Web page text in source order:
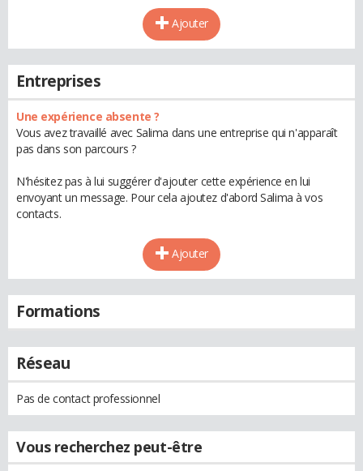
Ajouter
Entreprises
Une expérience absente ?
Vous avez travaillé avec Salima dans une entreprise qui n'apparaît
pas dans son parcours ?
N'hésitez pas à lui suggérer d'ajouter cette expérience en lui
envoyant un message. Pour cela ajoutez d'abord Salima à vos
contacts.
Ajouter
Formations
Réseau
Pas de contact professionnel
Vous recherchez peut-être